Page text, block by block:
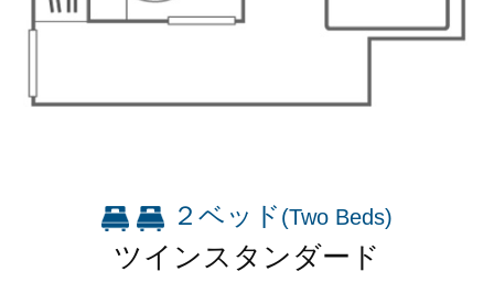
２ベッド (Two Beds)
ツインスタンダード